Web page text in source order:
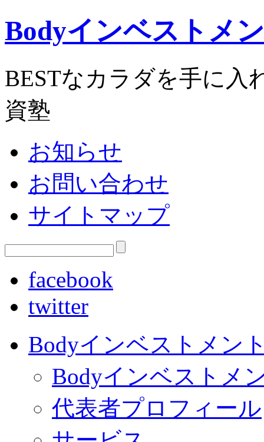
Bodyインベストメ
BESTなカラダを手に入
資塾
お知らせ
お問い合わせ
サイトマップ
facebook
twitter
Bodyインベストメン
Bodyインベストメ
代表者プロフィール